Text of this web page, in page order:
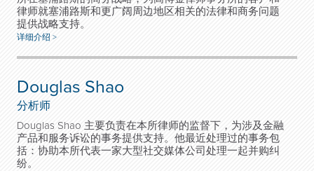
律师就塞浦路斯和更广阔周边地区相关的法律和商务问题
提供战略支持。
详细介绍 >
Douglas Shao
分析师
Douglas Shao 主要负责在本所律师的监督下，为涉及金融
产品和服务诉讼的事务提供支持。他最近处理过的事务包
括：协助本所代表一家大型社交媒体公司处理一起并购纠
纷。